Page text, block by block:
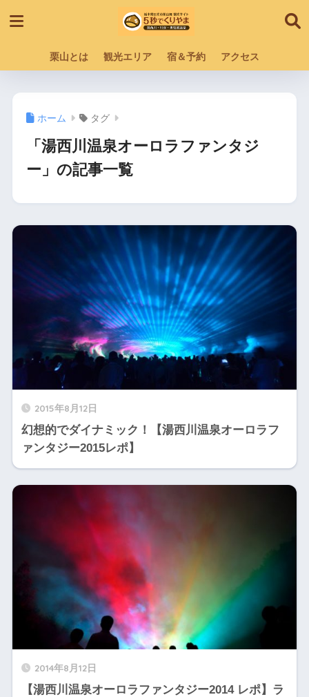
栗山とは 観光エリア 宿＆予約 アクセス
ホーム タグ
「湯西川温泉オーロラファンタジ
ー」の記事一覧
2015年8月12日
幻想的でダイナミック！【湯西川温泉オーロラフ
ァンタジー2015レポ】
2014年8月12日
【湯西川温泉オーロラファンタジー2014 レポ】ラ